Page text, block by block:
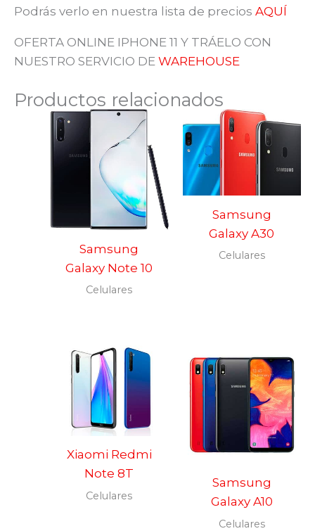
Podrás verlo en nuestra lista de precios AQUÍ
OFERTA ONLINE IPHONE 11 Y TRÁELO CON
NUESTRO SERVICIO DE WAREHOUSE
Productos relacionados
Samsung
Galaxy Note 10
Celulares
Samsung
Galaxy A30
Celulares
Xiaomi Redmi
Note 8T
Celulares
Samsung
Galaxy A10
Celulares